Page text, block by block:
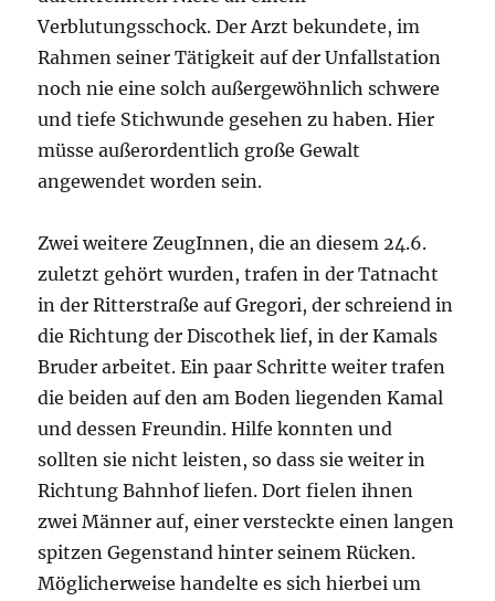
Verblutungsschock. Der Arzt bekundete, im
Rahmen seiner Tätigkeit auf der Unfallstation
noch nie eine solch außergewöhnlich schwere
und tiefe Stichwunde gesehen zu haben. Hier
müsse außerordentlich große Gewalt
angewendet worden sein.
Zwei weitere ZeugInnen, die an diesem 24.6.
zuletzt gehört wurden, trafen in der Tatnacht
in der Ritterstraße auf Gregori, der schreiend in
die Richtung der Discothek lief, in der Kamals
Bruder arbeitet. Ein paar Schritte weiter trafen
die beiden auf den am Boden liegenden Kamal
und dessen Freundin. Hilfe konnten und
sollten sie nicht leisten, so dass sie weiter in
Richtung Bahnhof liefen. Dort fielen ihnen
zwei Männer auf, einer versteckte einen langen
spitzen Gegenstand hinter seinem Rücken.
Möglicherweise handelte es sich hierbei um